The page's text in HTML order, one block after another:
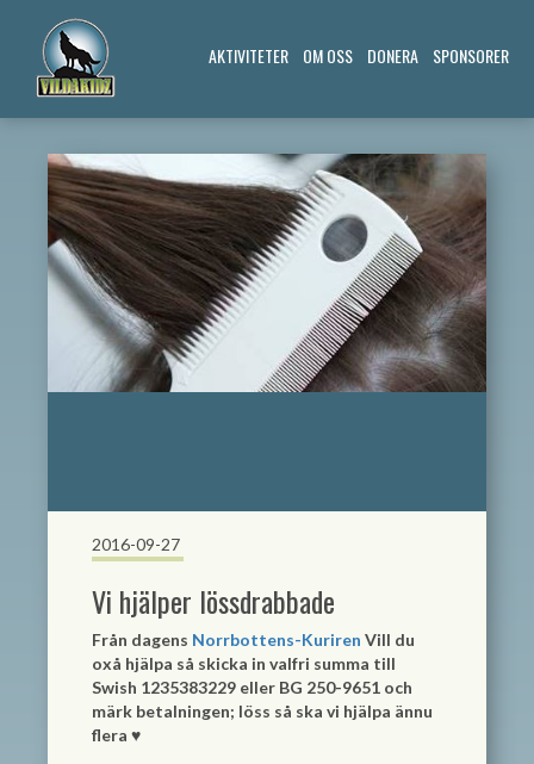
AKTIVITETER OM OSS DONERA SPONSORER
2016-09-27
Vi hjälper lössdrabbade
Från dagens Norrbottens-Kuriren Vill du
oxå hjälpa så skicka in valfri summa till
Swish 1235383229 eller BG 250-9651 och
märk betalningen; löss så ska vi hjälpa ännu
flera ♥